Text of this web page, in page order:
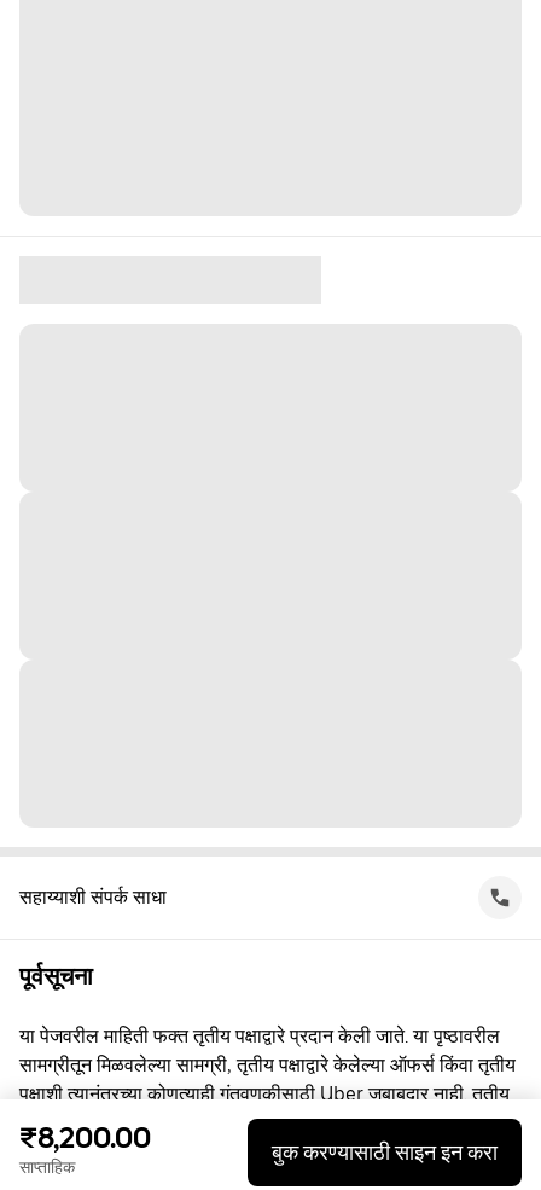
सहाय्याशी संपर्क साधा
पूर्वसूचना
या पेजवरील माहिती फक्त तृतीय पक्षाद्वारे प्रदान केली जाते. या पृष्ठावरील
सामग्रीतून मिळवलेल्या सामग्री, तृतीय पक्षाद्वारे केलेल्या ऑफर्स किंवा तृतीय
पक्षाशी त्यानंतरच्या कोणत्याही गुंतवणूकीसाठी Uber जबाबदार नाही. तृतीय
पक्षाशी व्यस्त असताना, तुम्ही त्यांच्याशी थेट करार करता, ज्यासाठी Uber हा
पक्ष नाही. प्रश्नांसाठी, कृपया तृतीय पक्षाशी थेट संपर्क साधा.
₹8,200.00
साप्ताहिक
बुक करण्यासाठी साइन इन करा